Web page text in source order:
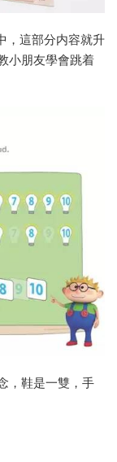
，這部分内容就升
小朋友學會跳着
，鞋是一雙，手